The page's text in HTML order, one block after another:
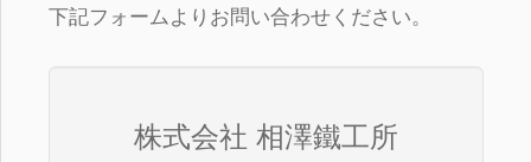
下記フォームよりお問い合わせください。
株式会社 相澤鐵工所